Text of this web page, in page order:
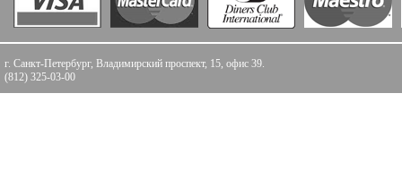
г. Санкт-Петербург, Владимирский проспект, 15, офис 39.
(812) 325-03-00